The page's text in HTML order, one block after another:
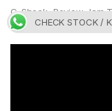
G-Shock,Review Jam
CHECK STOCK /